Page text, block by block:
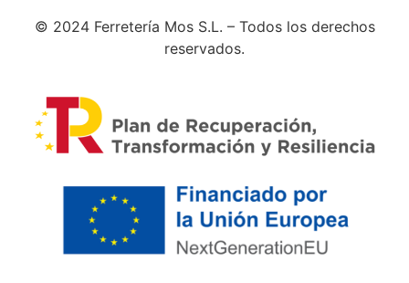
© 2024 Ferretería Mos S.L. – Todos los derechos
reservados.